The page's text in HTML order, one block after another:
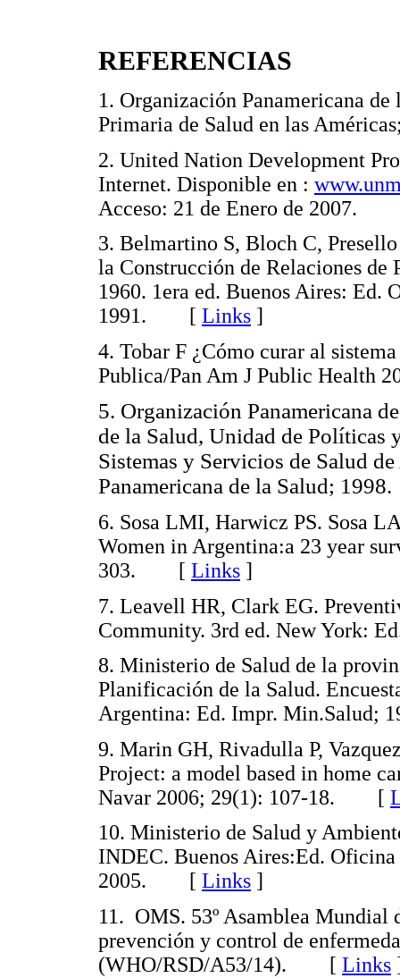
REFERENCIAS
1. Organización Panamericana
Primaria de Salud en las
2. United Nation Development
Internet. Disponible en :
Acceso: 21 de Enero de
3. Belmartino S, Bloch C,
la Construcción de Relaciones de
1960. 1era ed. Buenos Aires: Ed.
1991. [ Links ]
4. Tobar F ¿Cómo curar al
Publica/Pan Am J Public
5. Organización Panamericana
de la Salud, Unidad de Políticas
Sistemas y Servicios de Salud
Panamericana de la Salud; 1998.
6. Sosa LMI, Harwicz PS. Sosa
Women in Argentina:a 23 year
303. [ Links ]
7. Leavell HR, Clark EG.
Community. 3rd ed. New
8. Ministerio de Salud de la
Planificación de la Salud.
Argentina: Ed. Impr.
9. Marin GH, Rivadulla P,
Project: a model based in home
Navar 2006; 29(1): 107-18. [
10. Ministerio de Salud y
INDEC. Buenos Aires:Ed. Oficina
2005. [ Links ]
11. OMS. 53º Asamblea Mundial
prevención y control de
(WHO/RSD/A53/14). [ Links